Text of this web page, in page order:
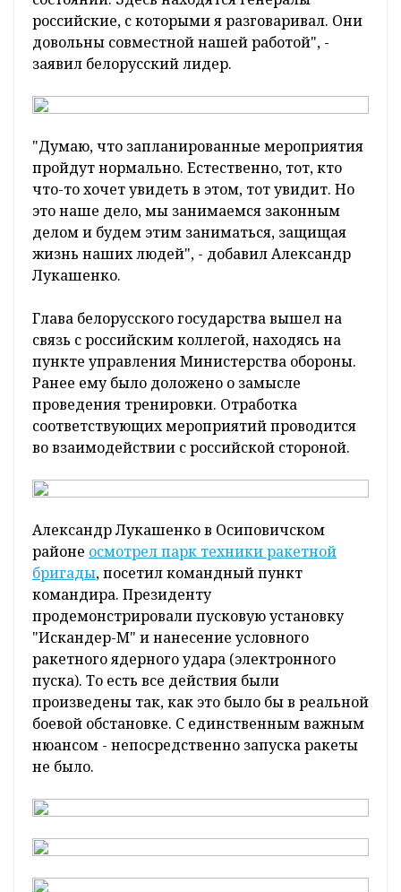
российские, с которыми я разговаривал. Они
довольны совместной нашей работой", -
заявил белорусский лидер.
"Думаю, что запланированные мероприятия
пройдут нормально. Естественно, тот, кто
что-то хочет увидеть в этом, тот увидит. Но
это наше дело, мы занимаемся законным
делом и будем этим заниматься, защищая
жизнь наших людей", - добавил Александр
Лукашенко.
Глава белорусского государства вышел на
связь с российским коллегой, находясь на
пункте управления Министерства обороны.
Ранее ему было доложено о замысле
проведения тренировки. Отработка
соответствующих мероприятий проводится
во взаимодействии с российской стороной.
Александр Лукашенко в Осиповичском
районе осмотрел парк техники ракетной
бригады, посетил командный пункт
командира. Президенту
продемонстрировали пусковую установку
"Искандер-М" и нанесение условного
ракетного ядерного удара (электронного
пуска). То есть все действия были
произведены так, как это было бы в реальной
боевой обстановке. С единственным важным
нюансом - непосредственно запуска ракеты
не было.